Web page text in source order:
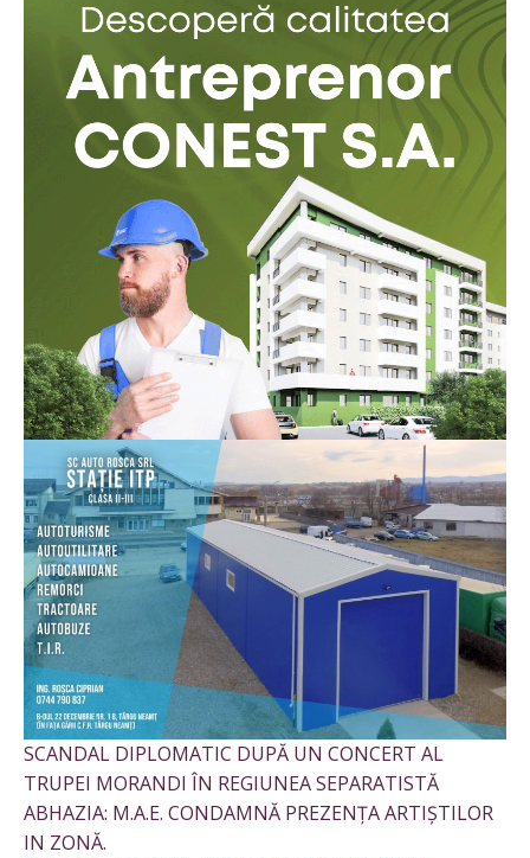
SCANDAL DIPLOMATIC DUPĂ UN CONCERT AL
TRUPEI MORANDI ÎN REGIUNEA SEPARATISTĂ
ABHAZIA: M.A.E. CONDAMNĂ PREZENȚA ARTIȘTILOR
IN ZONĂ.